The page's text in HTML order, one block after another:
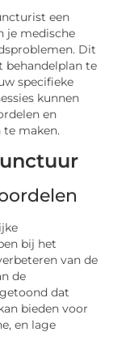
een
je medische
Dit
behandelplan te
specifieke
kunnen
en
te maken.
bij het
van de
de
dat
bieden voor
en lage